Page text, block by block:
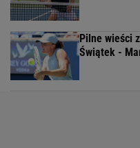
Pilne wieści
Świątek -